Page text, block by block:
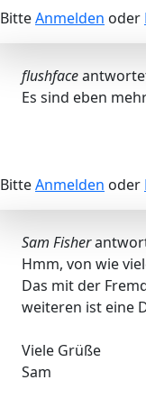
BitteAnmelden oder
flushface
Es sind eben
BitteAnmelden oder
Sam Fisher
Hmm, von wie
Das mit der
weiteren ist eine
Viele Grüße
Sam